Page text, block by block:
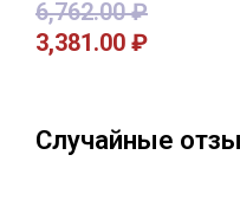
6,762.00₽
3,381.00 ₽
Случайные